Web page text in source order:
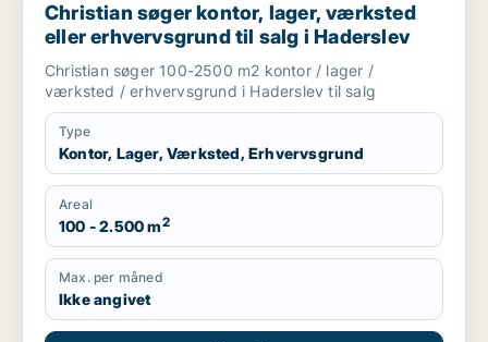
Christian søger kontor, lager, værksted
eller erhvervsgrund til salg i Haderslev
Christian søger 100-2500 m2 kontor / lager /
værksted / erhvervsgrund i Haderslev til salg
Type
Kontor, Lager, Værksted, Erhvervsgrund
Areal
100 - 2.500 m2
Max. per måned
Ikke angivet